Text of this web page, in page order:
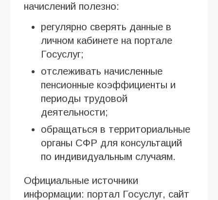
начислений полезно:
регулярно сверять данные в
личном кабинете на портале
Госуслуг;
отслеживать начисленные
пенсионные коэффициенты и
периоды трудовой
деятельности;
обращаться в территориальные
органы СФР для консультаций
по индивидуальным случаям.
Официальные источники
информации: портал Госуслуг, сайт